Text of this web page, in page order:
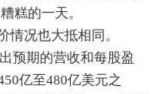
糕的一天。
情况也大抵相同。
预期的营收和每股盈
亿至480亿美元之